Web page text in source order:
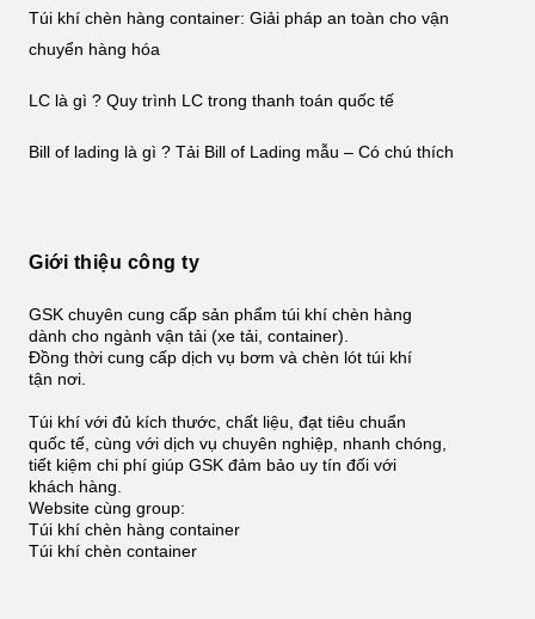
Túi khí chèn hàng container: Giải pháp an toàn cho vận
chuyển hàng hóa
LC là gì ? Quy trình LC trong thanh toán quốc tế
Bill of lading là gì ? Tải Bill of Lading mẫu – Có chú thích
Giới thiệu công ty
GSK chuyên cung cấp sản phẩm túi khí chèn hàng
dành cho ngành vận tải (xe tải, container).
Đồng thời cung cấp dịch vụ bơm và chèn lót túi khí
tận nơi.
Túi khí với đủ kích thước, chất liệu, đạt tiêu chuẩn
quốc tế, cùng với dịch vụ chuyên nghiệp, nhanh chóng,
tiết kiệm chi phí giúp GSK đảm bảo uy tín đối với
khách hàng.
Website cùng group:
Túi khí chèn hàng container
Túi khí chèn container